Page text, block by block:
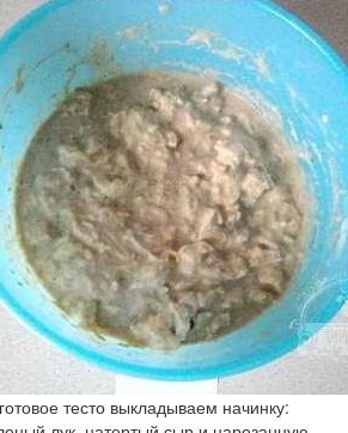
тесто выкладываем начинку: